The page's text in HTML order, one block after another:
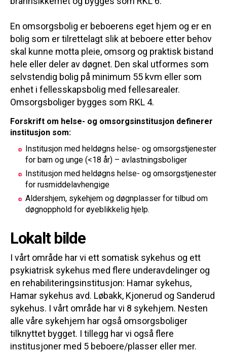
En omsorgsbolig er beboerens eget hjem og er en
bolig som er tilrettelagt slik at beboere etter behov
skal kunne motta pleie, omsorg og praktisk bistand
hele eller deler av døgnet. Den skal utformes som
selvstendig bolig på minimum 55 kvm eller som
enhet i fellesskapsbolig med fellesarealer.
Omsorgsboliger bygges som RKL 4.
Forskrift om helse- og omsorgsinstitusjon definerer
institusjon som:
Institusjon med heldøgns helse- og omsorgstjenester
for barn og unge (<18 år) – avlastningsboliger
Institusjon med heldøgns helse- og omsorgstjenester
for rusmiddelavhengige
Aldershjem, sykehjem og døgnplasser for tilbud om
døgnopphold for øyeblikkelig hjelp.
Lokalt bilde
I vårt område har vi ett somatisk sykehus og ett
psykiatrisk sykehus med flere underavdelinger og
en rehabiliteringsinstitusjon: Hamar sykehus,
Hamar sykehus avd. Løbakk, Kjonerud og Sanderud
sykehus. I vårt område har vi 8 sykehjem. Nesten
alle våre sykehjem har også omsorgsboliger
tilknyttet bygget. I tillegg har vi også flere
institusjoner med 5 beboere/plasser eller mer.